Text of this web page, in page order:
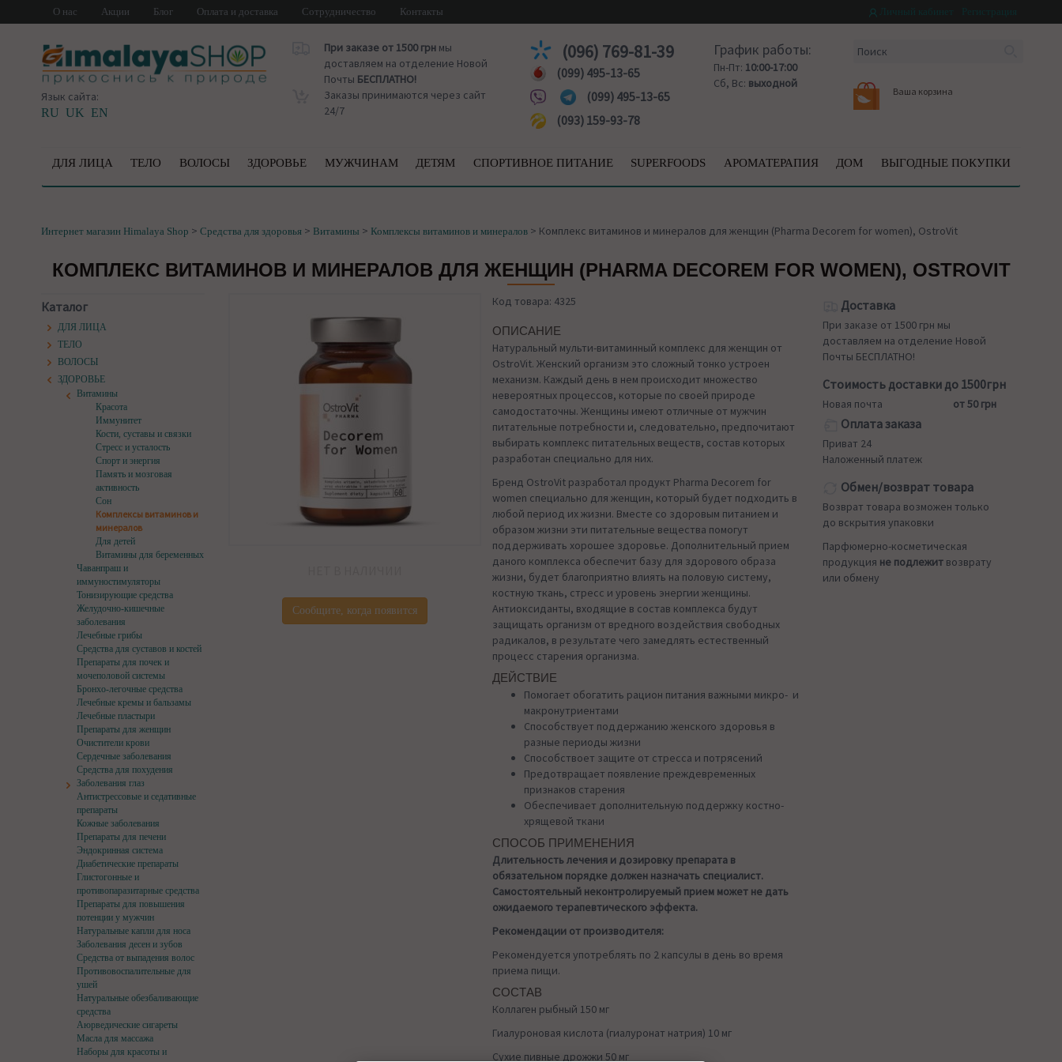
О нас Акции Блог Оплата и доставка Сотрудничество Контакты
Язык сайта:
RU UK EN
При заказе от 1500 грнмы
доставляем на отделение Новой
Почты БЕСПЛАТНО!
Заказы принимаются через сайт
24/7
(096) 769-81-39
(099) 495-13-65
(099) 495-13-65
(093) 159-93-78
График работы:
Пн-Пт: 10:00-17:00
Сб, Вс: выходной
Ваша корзина
ДЛЯ ЛИЦА ТЕЛО ВОЛОСЫ ЗДОРОВЬЕ МУЖЧИНАМ ДЕТЯМ СПОРТИВНОЕ ПИТАНИЕ SUPERFOODS АРОМАТЕРАПИЯ ДОМ ВЫГОДНЫЕ ПОКУПКИ
Интернет магазин Himalaya Shop > Средства для здоровья > Витамины > Комплексы витаминов и минералов > Комплекс витаминов и минералов для женщин (Pharma Decorem for women), OstroVit
КОМПЛЕКС ВИТАМИНОВ И МИНЕРАЛОВ ДЛЯ ЖЕНЩИН (PHARMA DECOREM FOR WOMEN), OSTROVIT
Каталог
ДЛЯ ЛИЦА
ТЕЛО
ВОЛОСЫ
ЗДОРОВЬЕ
Витамины
Красота
Иммунитет
Кости, суставы и связки
Стресс и усталость
Спорт и энергия
Память и мозговая
активность
Сон
Комплексы витаминов и
минералов
Для детей
Витамины для беременных
Чаванпраш и
иммуностимуляторы
Тонизирующие средства
Желудочно-кишечные
заболевания
Лечебные грибы
Средства для суставов и костей
Препараты для почек и
мочеполовой системы
Бронхо-легочные средства
Лечебные кремы и бальзамы
Лечебные пластыри
Препараты для женщин
Очистители крови
Сердечные заболевания
Средства для похудения
Заболевания глаз
Антистрессовые и седативные
препараты
Кожные заболевания
Препараты для печени
Эндокринная система
Диабетические препараты
Глистогонные и
противопаразитарные средства
Препараты для повышения
потенции у мужчин
Натуральные капли для носа
Заболевания десен и зубов
Средства от выпадения волос
Противовоспалительные для
ушей
Натуральные обезбаливающие
средства
Аюрведические сигареты
Масла для массажа
Наборы для красоты и
Сообщите, когда появится
Код товара: 4325
ОПИСАНИЕ
Натуральный мульти-витаминный комплекс для женщин от
OstroVit. Женский организм это сложный тонко устроен
механизм. Каждый день в нем происходит множество
невероятных процессов, которые по своей природе
самодостаточны. Женщины имеют отличные от мужчин
питательные потребности и, следовательно, предпочитают
выбирать комплекс питательных веществ, состав которых
разработан специально для них.
Бренд OstroVit разработал продукт Pharma Decorem for
women специально для женщин, который будет подходить в
любой период их жизни. Вместе со здоровым питанием и
образом жизни эти питательные вещества помогут
поддерживать хорошее здоровье. Дополнительный прием
даного комплекса обеспечит базу для здорового образа
жизни, будет благоприятно влиять на половую систему,
костную ткань, стресс и уровень энергии женщины.
Антиоксиданты, входящие в состав комплекса будут
защищать организм от вредного воздействия свободных
радикалов, в результате чего замедлять естественный
процесс старения организма.
ДЕЙСТВИЕ
Помогает обогатить рацион питания важными микро- и
макронутриентами
Способствует поддержанию женского здоровья в
разные периоды жизни
Способствоет защите от стресса и потрясений
Предотвращает появление преждевременных
признаков старения
Обеспечивает дополнительную поддержку костно-
хрящевой ткани
СПОСОБ ПРИМЕНЕНИЯ
Длительность лечения и дозировку препарата в
обязательном порядке должен назначать специалист.
Самостоятельный неконтролируемый прием может не дать
ожидаемого терапевтического эффекта.
Рекомендации от производителя:
Рекомендуется употреблять по 2 капсулы в день во время
приема пищи.
СОСТАВ
Коллаген рыбный 150 мг
Гиалуроновая кислота (гиалуронат натрия) 10 мг
Сухие пивные дрожжи 50 мг
Доставка
При заказе от 1500 грн мы
доставляем на отделение Новой
Почты БЕСПЛАТНО!
Стоимость доставки до 1500грн
Новая почта от 50 грн
Оплата заказа
Приват 24
Наложенный платеж
Обмен/возврат товара
Возврат товара возможен только
до вскрытия упаковки
Парфюмерно-косметическая
продукция не подлежит возврату
или обмену